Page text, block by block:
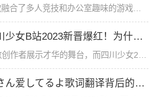
办公室刺激战场3作为一款融合了多人竞技和办公室趣味的游戏，一直以来都吸引着大批玩家的热烈关注。然而，很多玩家在初入这款游戏时，常常会被复杂的操作和激烈的竞争环境所困扰，尤其是如何在短短的游戏时间里获得
这波稳了！四川少女B站2023新晋爆红！为什么她的内容这么吸睛？
泪崩了！お母さん爱してるよ歌词翻译背后的深情秘密！你可能从未注意到的细节